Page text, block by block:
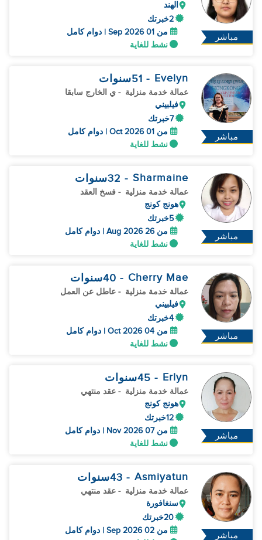
مباشر
الهند
2خبرتك
من 01 Sep 2026 | دوام كامل
نشط للغاية
مباشر
Evelyn
- 51 سنوات
عمالة خدمة منزلية - ي الخارج سابقا
فيلبيني
7خبرتك
من 01 Oct 2026 | دوام كامل
نشط للغاية
مباشر
Sharmaine
- 32 سنوات
عمالة خدمة منزلية - فسخ العقد
هونج كونج
5خبرتك
من 26 Aug 2026 | دوام كامل
نشط للغاية
مباشر
Cherry Mae
- 40 سنوات
عمالة خدمة منزلية - عاطل عن العمل
فيلبيني
4خبرتك
من 04 Oct 2026 | دوام كامل
نشط للغاية
مباشر
Erlyn
- 45 سنوات
عمالة خدمة منزلية - عقد منتهي
هونج كونج
12خبرتك
من 07 Nov 2026 | دوام كامل
نشط للغاية
مباشر
Asmiyatun
- 43 سنوات
عمالة خدمة منزلية - عقد منتهي
سنغافورة
20خبرتك
من 02 Sep 2026 | دوام كامل